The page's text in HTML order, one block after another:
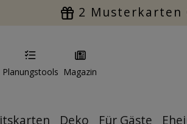
2 Musterkarten
Planungstools Magazin
Deko Für Gäste